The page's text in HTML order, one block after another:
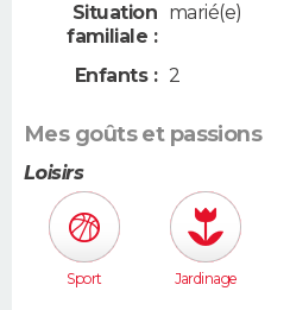
Situation
familiale :
marié(e)
Enfants : 2
Mes goûts et passions
Loisirs
Sport Jardinage